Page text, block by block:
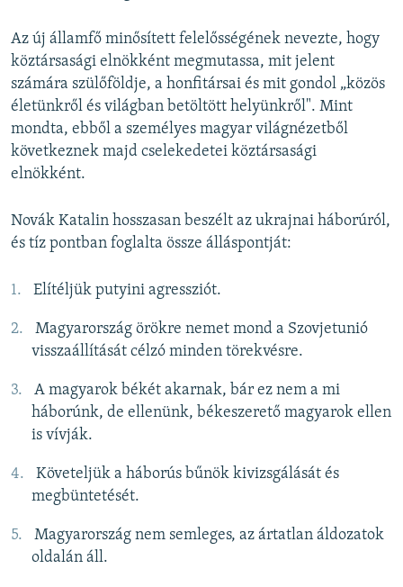
Az új államfő minősített felelősségének nevezte, hogy
köztársasági elnökként megmutassa, mit jelent
számára szülőföldje, a honfitársai és mit gondol „közös
életünkről és világban betöltött helyünkről". Mint
mondta, ebből a személyes magyar világnézetből
következnek majd cselekedetei köztársasági
elnökként.
Novák Katalin hosszasan beszélt az ukrajnai háborúról,
és tíz pontban foglalta össze álláspontját:
Elítéljük putyini agressziót.
Magyarország örökre nemet mond a Szovjetunió
visszaállítását célzó minden törekvésre.
A magyarok békét akarnak, bár ez nem a mi
háborúnk, de ellenünk, békeszerető magyarok ellen
is vívják.
Követeljük a háborús bűnök kivizsgálását és
megbüntetését.
Magyarország nem semleges, az ártatlan áldozatok
oldalán áll.